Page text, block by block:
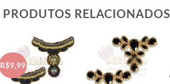
PRODUTOS RELACIONADOS
R$9,99